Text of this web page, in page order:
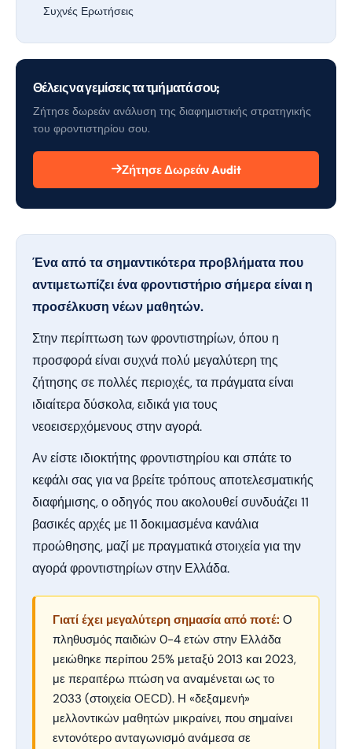
Συχνές Ερωτήσεις
Θέλεις να γεμίσεις τα τμήματά σου;
Ζήτησε δωρεάν ανάλυση της διαφημιστικής στρατηγικής
του φροντιστηρίου σου.
Ζήτησε Δωρεάν Audit
Ένα από τα σημαντικότερα προβλήματα που
αντιμετωπίζει ένα φροντιστήριο σήμερα είναι η
προσέλκυση νέων μαθητών.
Στην περίπτωση των φροντιστηρίων, όπου η
προσφορά είναι συχνά πολύ μεγαλύτερη της
ζήτησης σε πολλές περιοχές, τα πράγματα είναι
ιδιαίτερα δύσκολα, ειδικά για τους
νεοεισερχόμενους στην αγορά.
Αν είστε ιδιοκτήτης φροντιστηρίου και σπάτε το
κεφάλι σας για να βρείτε τρόπους αποτελεσματικής
διαφήμισης, ο οδηγός που ακολουθεί συνδυάζει 11
βασικές αρχές με 11 δοκιμασμένα κανάλια
προώθησης, μαζί με πραγματικά στοιχεία για την
αγορά φροντιστηρίων στην Ελλάδα.
Γιατί έχει μεγαλύτερη σημασία από ποτέ: Ο
πληθυσμός παιδιών 0-4 ετών στην Ελλάδα
μειώθηκε περίπου 25% μεταξύ 2013 και 2023,
με περαιτέρω πτώση να αναμένεται ως το
2033 (στοιχεία OECD). Η «δεξαμενή»
μελλοντικών μαθητών μικραίνει, που σημαίνει
εντονότερο ανταγωνισμό ανάμεσα σε